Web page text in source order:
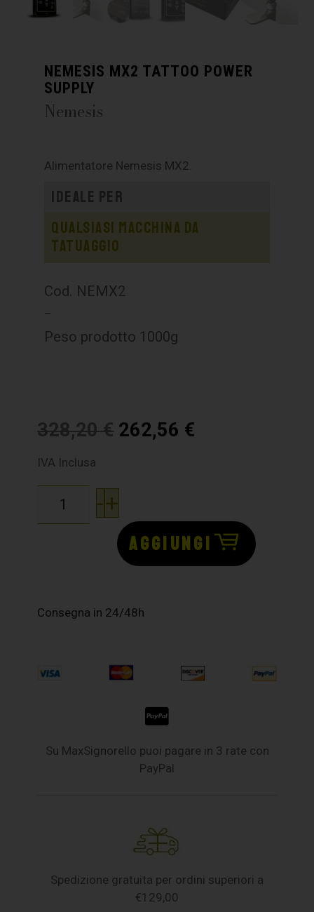
NEMESIS MX2 TATTOO POWER
SUPPLY
Nemesis
Alimentatore Nemesis MX2.
Ideale per
Qualsiasi macchina da
tatuaggio
Cod. NEMX2
–
Peso prodotto 1000g
328,20€ 262,56 €
IVA Inclusa
-+
AGGIUNGI
Consegna in 24/48h
Su MaxSignorello puoi pagare in 3 rate con
PayPal
Spedizione gratuita per ordini superiori a
€129,00